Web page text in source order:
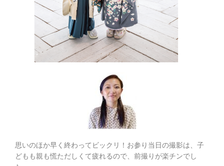
思いのほか早く終わってビックリ！お参り当日の撮影は、子
どもも親も慌ただしくて疲れるので、前撮りが楽チンでし